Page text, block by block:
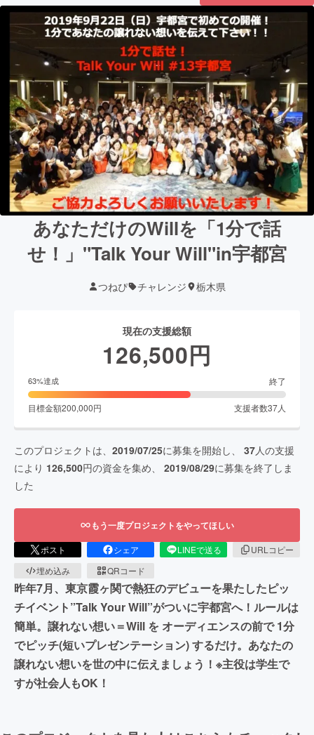
あなただけのWillを「1分で話
せ！」"Talk Your Will"in宇都宮
つねぴ チャレンジ 栃木県
現在の支援総額
126,500円
63%達成 終了
目標金額200,000円 支援者数37人
このプロジェクトは、 2019/07/25に募集を開始し、 37人の支援
により 126,500円の資金を集め、 2019/08/29に募集を終了しま
した
もう一度プロジェクトをやってほしい
ポスト シェア LINEで送る
URLコピー
埋め込み
QRコード
昨年7月、東京霞ヶ関で熱狂のデビューを果たしたピッ
チイベント”Talk Your Will”がついに宇都宮へ！ルールは
簡単。譲れない想い＝Will を オーディエンスの前で 1分
でピッチ(短いプレゼンテーション) するだけ。あなたの
譲れない想いを世の中に伝えましょう！※主役は学生で
すが社会人もOK！